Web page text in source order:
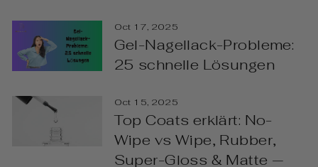
Oct 17, 2025
Gel-Nagellack-Probleme:
25 schnelle Lösungen
Oct 15, 2025
Top Coats erklärt: No-
Wipe vs Wipe, Rubber,
Super-Gloss & Matte —